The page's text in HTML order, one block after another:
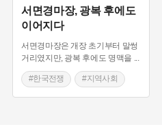
서면경마장, 광복 후에도
이어지다
서면경마장은 개장 초기부터 말썽
거리였지만, 광복 후에도 명맥을
#한국전쟁 #지역사회
#미군기지 #미군정